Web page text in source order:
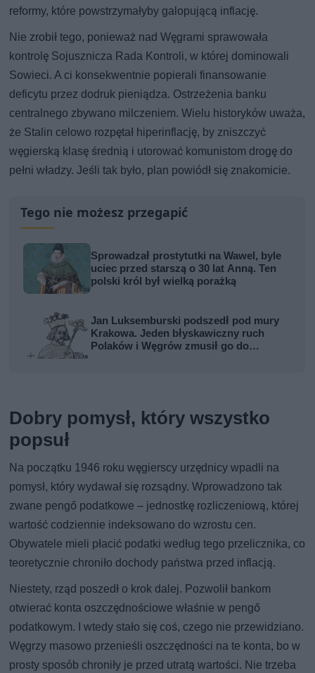
reformy, które powstrzymałyby galopującą inflację.
Nie zrobił tego, ponieważ nad Węgrami sprawowała
kontrolę Sojusznicza Rada Kontroli, w której dominowali
Sowieci. A ci konsekwentnie popierali finansowanie
deficytu przez dodruk pieniądza. Ostrzeżenia banku
centralnego zbywano milczeniem. Wielu historyków uważa,
że Stalin celowo rozpętał hiperinflację, by zniszczyć
węgierską klasę średnią i utorować komunistom drogę do
pełni władzy. Jeśli tak było, plan powiódł się znakomicie.
Tego nie możesz przegapić
Sprowadzał prostytutki na Wawel, byle
uciec przed starszą o 30 lat Anną. Ten
polski król był wielką porażką
Jan Luksemburski podszedł pod mury
Krakowa. Jeden błyskawiczny ruch
Polaków i Węgrów zmusił go do
Dobry pomysł, który wszystko
popsuł
Na początku 1946 roku węgierscy urzędnicy wpadli na
pomysł, który wydawał się rozsądny. Wprowadzono tak
zwane pengő podatkowe – jednostkę rozliczeniową, której
wartość codziennie indeksowano do wzrostu cen.
Obywatele mieli płacić podatki według tego przelicznika, co
teoretycznie chroniło dochody państwa przed inflacją.
Niestety, rząd poszedł o krok dalej. Pozwolił bankom
otwierać konta oszczędnościowe właśnie w pengő
podatkowym. I wtedy stało się coś, czego nie przewidziano.
Węgrzy masowo przenieśli oszczędności na te konta, bo w
prosty sposób chroniły je przed utratą wartości. Nie trzeba